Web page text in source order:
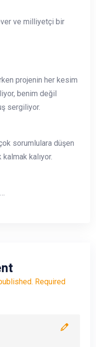
ve milliyetçi bir
projenin her kesim
benim değil
sergiliyor.
sorumlulara düşen
kalıyor.
Required